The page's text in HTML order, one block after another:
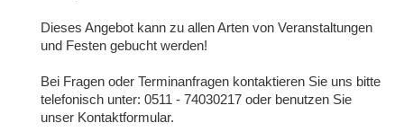
Dieses Angebot kann zu allen Arten von Veranstaltungen
und Festen gebucht werden!
Bei Fragen oder Terminanfragen kontaktieren Sie uns bitte
telefonisch unter: 0511 - 74030217 oder benutzen Sie
unser Kontaktformular.